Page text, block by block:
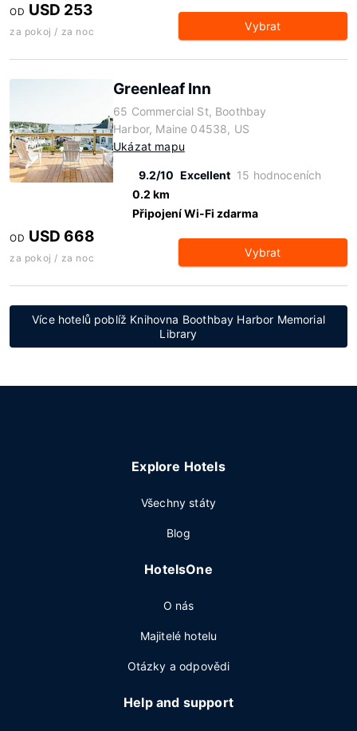
OD USD 253
za pokoj / za noc Vybrat
Greenleaf Inn
65 Commercial St, Boothbay
Harbor, Maine 04538, US
Ukázat mapu
9.2/10 Excellent 15 hodnoceních
0.2 km
Připojení Wi-Fi zdarma
OD USD 668
za pokoj / za noc Vybrat
Více hotelů poblíž Knihovna Boothbay Harbor Memorial
Library
Explore Hotels
Všechny státy
Blog
HotelsOne
O nás
Majitelé hotelu
Otázky a odpovědi
Help and support